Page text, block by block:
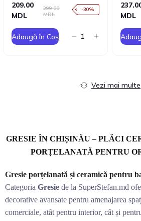
299.00
MDL
209.00
MDL
-30%
Adaugă în Coș
MDL
Vezi mai multe
GRESIE ÎN CHIȘINĂU – PLĂCI
PORȚELANATĂ PENTRU
Gresie porțelanată și ceramică pentru
Categoria Gresie de la SuperStefan.md
decorative avansate pentru amenajarea
comerciale, atât pentru interior, cât și